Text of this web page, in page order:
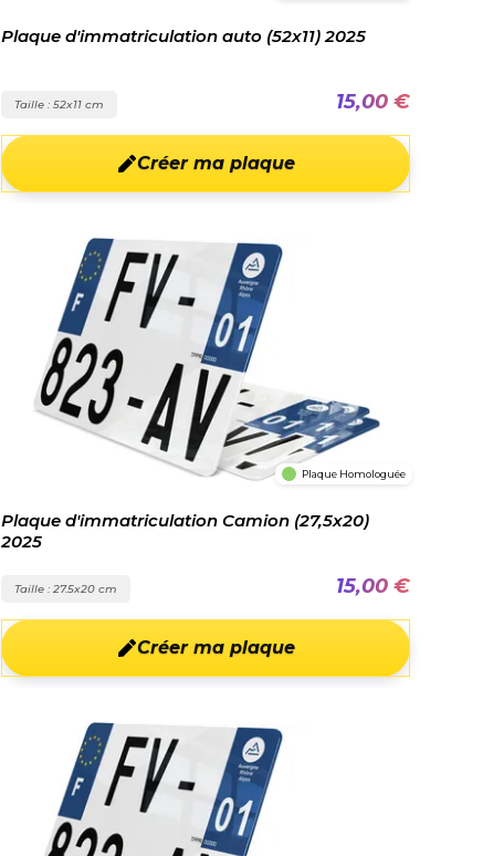
Plaque d'immatriculation auto (52x11) 2025
Taille : 52x11 cm 15,00 €
Créer ma plaque
Plaque Homologuée
Plaque d'immatriculation Camion (27,5x20)
2025
Taille : 27.5x20 cm 15,00 €
Créer ma plaque